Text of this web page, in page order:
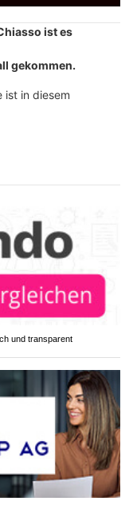
ist es
gekommen.
ist in diesem
und transparent